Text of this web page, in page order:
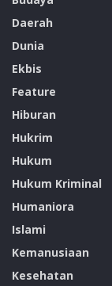
Daerah
Dunia
Ekbis
Feature
Hiburan
Hukrim
Hukum
Hukum Kriminal
Humaniora
Islami
Kemanusiaan
Kesehatan